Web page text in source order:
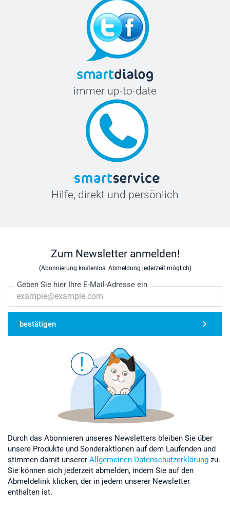
immer up-to-date
Hilfe, direkt und persönlich
Zum Newsletter anmelden!
(Abonnierung kostenlos. Abmeldung jederzeit möglich)
Geben Sie hier Ihre E-Mail-Adresse ein
bestätigen
Durch das Abonnieren unseres Newsletters bleiben Sie über
unsere Produkte und Sonderaktionen auf dem Laufenden und
stimmen damit unserer Allgemeinen Datenschutzerklärung zu.
Sie können sich jederzeit abmelden, indem Sie auf den
Abmeldelink klicken, der in jedem unserer Newsletter
enthalten ist.